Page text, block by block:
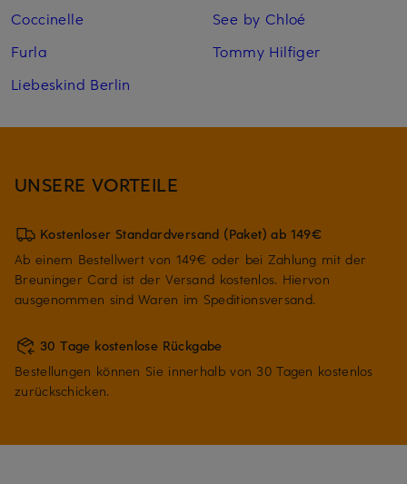
Coccinelle
Furla
Liebeskind Berlin
See by Chloé
Tommy Hilfiger
UNSERE VORTEILE
Kostenloser Standardversand (Paket) ab 149€
Ab einem Bestellwert von 149€ oder bei Zahlung mit der
Breuninger Card ist der Versand kostenlos. Hiervon
ausgenommen sind Waren im Speditionsversand.
30 Tage kostenlose Rückgabe
Bestellungen können Sie innerhalb von 30 Tagen kostenlos
zurückschicken.